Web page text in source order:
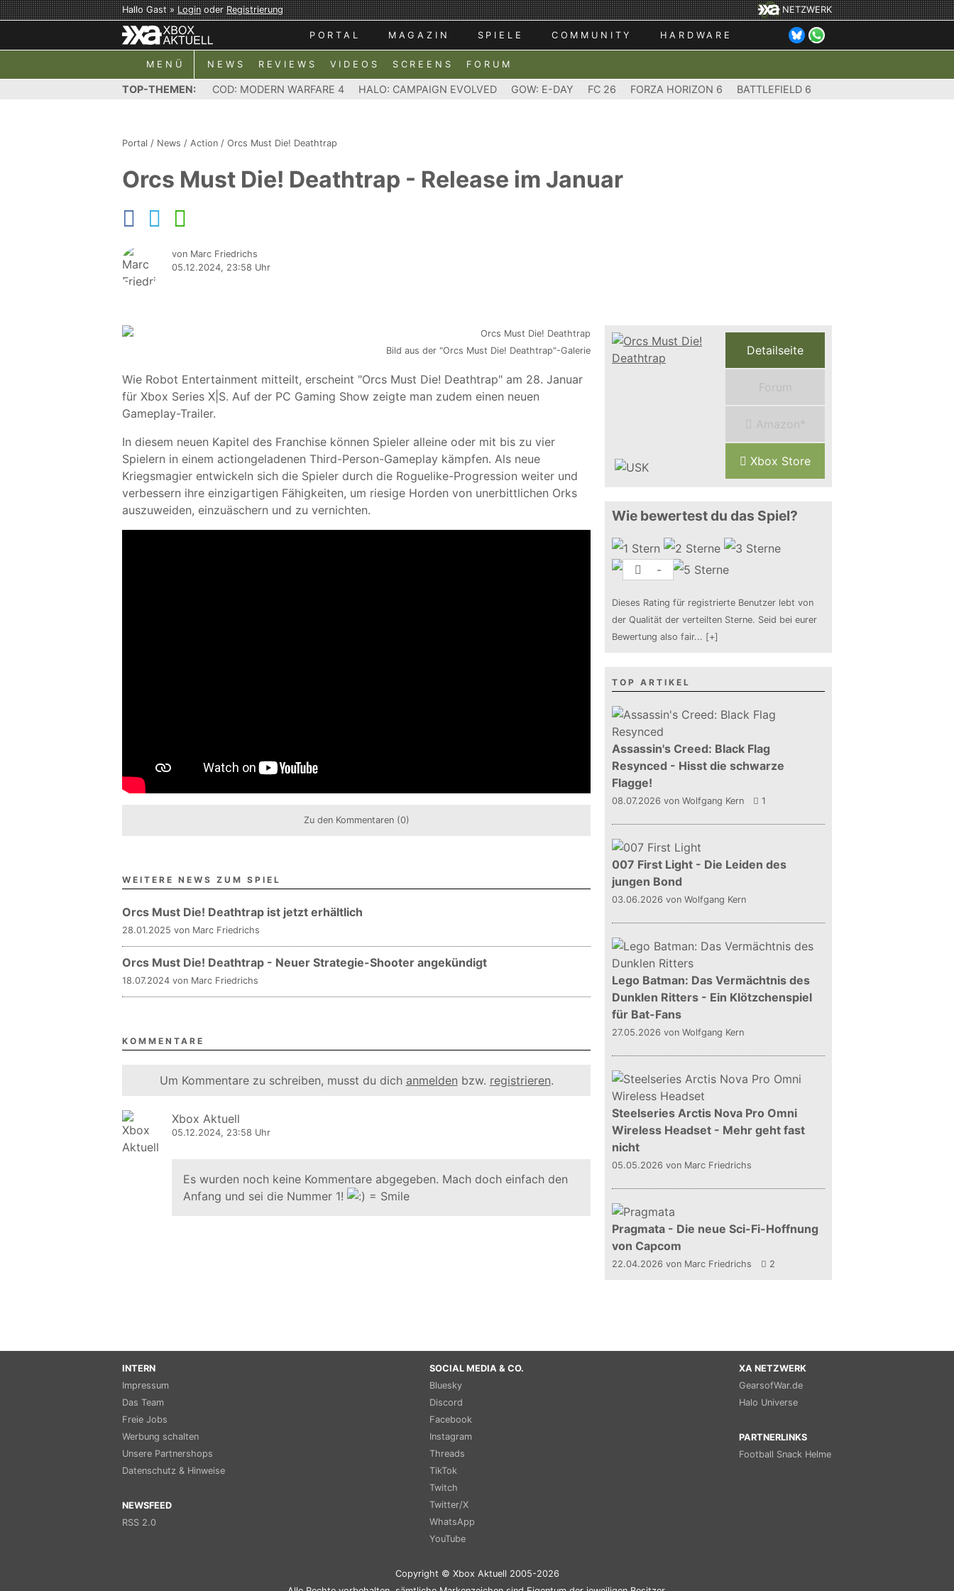
Hallo Gast »LoginoderRegistrierung NETZWERK
PORTAL MAGAZIN SPIELE COMMUNITY HARDWARE
MENÜ NEWS REVIEWS VIDEOS SCREENS FORUM
TOP-THEMEN: COD: MODERN WARFARE 4 HALO: CAMPAIGN EVOLVED GOW: E-DAY FC 26 FORZA HORIZON 6 BATTLEFIELD 6
Portal / News / Action / Orcs Must Die! Deathtrap
Orcs Must Die! Deathtrap - Release im Januar
von Marc Friedrichs
05.12.2024, 23:58 Uhr
Bild aus der "Orcs Must Die! Deathtrap"-Galerie
Wie Robot Entertainment mitteilt, erscheint "Orcs Must Die! Deathtrap" am 28. Januar
für Xbox Series X|S. Auf der PC Gaming Show zeigte man zudem einen neuen
Gameplay-Trailer.
In diesem neuen Kapitel des Franchise können Spieler alleine oder mit bis zu vier
Spielern in einem actiongeladenen Third-Person-Gameplay kämpfen. Als neue
Kriegsmagier entwickeln sich die Spieler durch die Roguelike-Progression weiter und
verbessern ihre einzigartigen Fähigkeiten, um riesige Horden von unerbittlichen Orks
auszuweiden, einzuäschern und zu vernichten.
Zu den Kommentaren (0)
WEITERE NEWS ZUM SPIEL
Orcs Must Die! Deathtrap ist jetzt erhältlich
28.01.2025 von Marc Friedrichs
Orcs Must Die! Deathtrap - Neuer Strategie-Shooter angekündigt
18.07.2024 von Marc Friedrichs
KOMMENTARE
Um Kommentare zu schreiben, musst du dich anmelden bzw. registrieren.
Xbox Aktuell
05.12.2024, 23:58 Uhr
Es wurden noch keine Kommentare abgegeben. Mach doch einfach den
Anfang und sei die Nummer 1!
Detailseite
Forum
Amazon*
Xbox Store
Wie bewertest du das Spiel?
-
Dieses Rating für registrierte Benutzer lebt von
der Qualität der verteilten Sterne. Seid bei eurer
Bewertung also fair... [+]
TOP ARTIKEL
Assassin's Creed: Black Flag
Resynced - Hisst die schwarze
Flagge!
08.07.2026 von Wolfgang Kern 1
007 First Light - Die Leiden des
jungen Bond
03.06.2026 von Wolfgang Kern
Lego Batman: Das Vermächtnis des
Dunklen Ritters - Ein Klötzchenspiel
für Bat-Fans
27.05.2026 von Wolfgang Kern
Steelseries Arctis Nova Pro Omni
Wireless Headset - Mehr geht fast
nicht
05.05.2026 von Marc Friedrichs
Pragmata - Die neue Sci-Fi-Hoffnung
von Capcom
22.04.2026 von Marc Friedrichs 2
INTERN
Impressum
Das Team
Freie Jobs
Werbung schalten
Unsere Partnershops
Datenschutz & Hinweise
NEWSFEED
RSS 2.0
SOCIAL MEDIA & CO.
Bluesky
Discord
Facebook
Instagram
Threads
TikTok
Twitch
Twitter/X
WhatsApp
YouTube
XA NETZWERK
GearsofWar.de
Halo Universe
PARTNERLINKS
Football Snack Helme
Copyright © Xbox Aktuell 2005-2026